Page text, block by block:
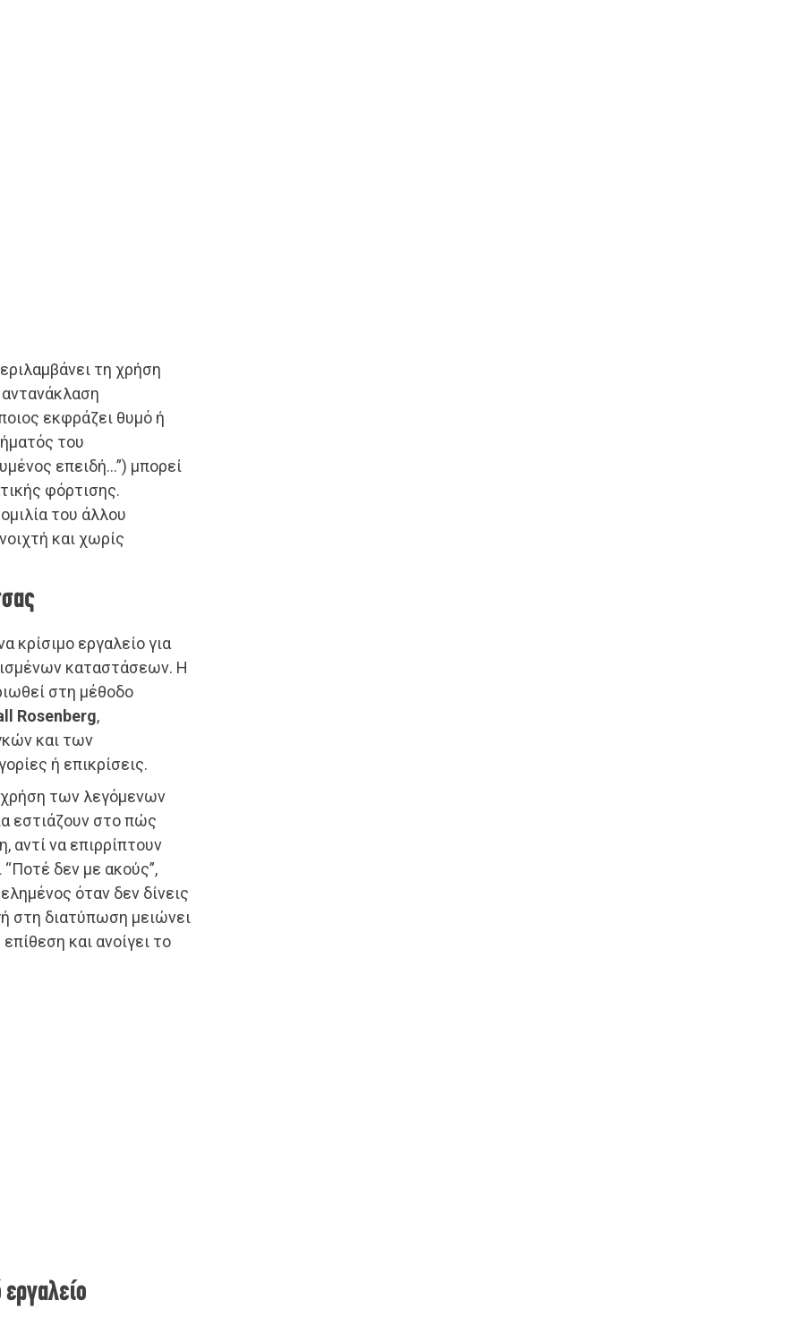
τη χρήση
εκφράζει θυμό ή
του
επειδή…”) μπορεί
φόρτισης.
του άλλου
και χωρίς
κρίσιμο εργαλείο για
καταστάσεων. Η
στη μέθοδο
Rosenberg,
και των
ή επικρίσεις.
χρήση των λεγόμενων
εστιάζουν στο πώς
αντί να επιρρίπτουν
“Ποτέ δεν με ακούς”,
όταν δεν δίνεις
στη διατύπωση μειώνει
και ανοίγει το